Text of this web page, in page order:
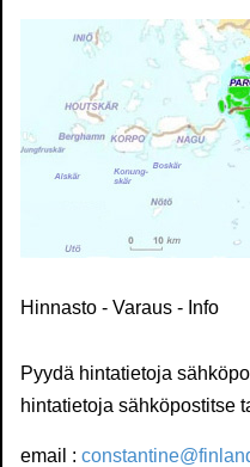
Hinnasto - Varaus - Info
Pyydä hintatietoja
hintatietoja sähköpostitse
email :